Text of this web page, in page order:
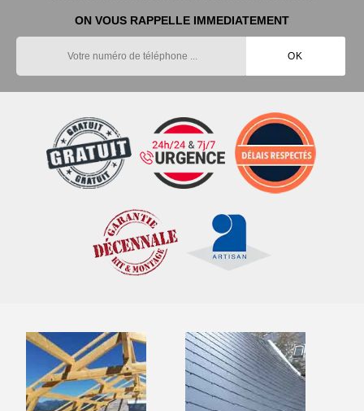
ON VOUS RAPPELLE IMMEDIATEMENT